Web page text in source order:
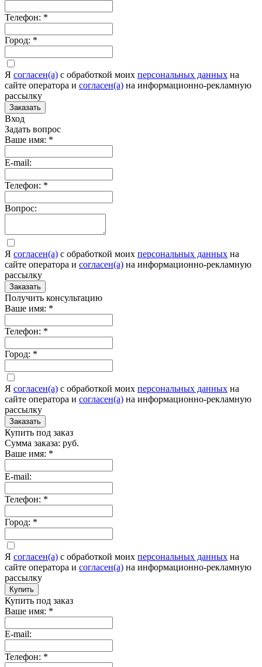
Телефон: *
Город: *
Я согласен(а) c обработкой моих персональных данных на
сайте оператора и согласен(а) на информационно-рекламную
рассылку
Заказать
Вход
Задать вопрос
Ваше имя: *
E-mail:
Телефон: *
Вопрос:
Я согласен(а) c обработкой моих персональных данных на
сайте оператора и согласен(а) на информационно-рекламную
рассылку
Заказать
Получить консультацию
Ваше имя: *
Телефон: *
Город: *
Я согласен(а) c обработкой моих персональных данных на
сайте оператора и согласен(а) на информационно-рекламную
рассылку
Заказать
Купить под заказ
Сумма заказа: руб.
Ваше имя: *
E-mail:
Телефон: *
Город: *
Я согласен(а) c обработкой моих персональных данных на
сайте оператора и согласен(а) на информационно-рекламную
рассылку
Купить
Купить под заказ
Ваше имя: *
E-mail:
Телефон: *